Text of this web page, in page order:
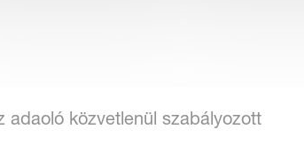
közvetlenül szabályozott